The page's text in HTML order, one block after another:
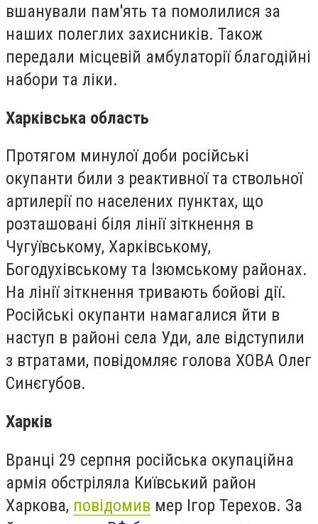
вшанували пам'ять та помолилися за
наших полеглих захисників. Також
передали місцевій амбулаторії благодійні
набори та ліки.
Харківська область
Протягом минулої доби російські
окупанти били з реактивної та ствольної
артилерії по населених пунктах, що
розташовані біля лінії зіткнення в
Чугуївському, Харківському,
Богодухівському та Ізюмському районах.
На лінії зіткнення тривають бойові дії.
Російські окупанти намагалися йти в
наступ в районі села Уди, але відступили
з втратами, повідомляє голова ХОВА Олег
Синєгубов.
Харків
Вранці 29 серпня російська окупаційна
армія обстріляла Київський район
Харкова, повідомив мер Ігор Терехов. За